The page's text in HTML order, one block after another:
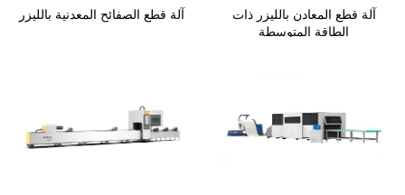
آلة قطع الصفائح المعدنية بالليزر
آلة قطع المعادن بالليزر ذات
الطاقة المتوسطة